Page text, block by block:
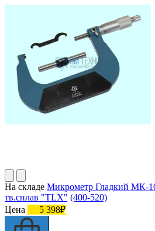
На складе Микрометр Гладкий МК-
тв.сплав "TLX" (400-520)
Цена
5 398₽